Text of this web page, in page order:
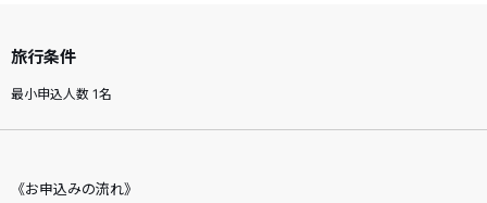
旅行条件
最小申込人数 1名
《お申込みの流れ》